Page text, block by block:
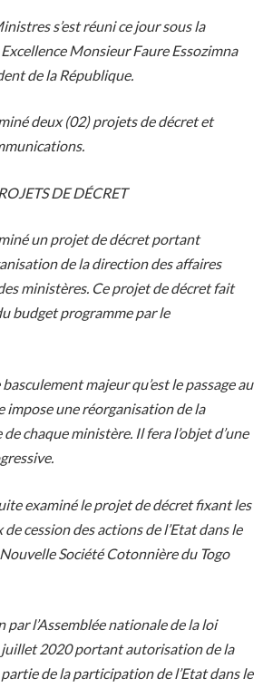
s’est réuni ce jour sous la
Monsieur Faure Essozimna
de la République.
deux (02) projets de décret et
DE DÉCRET
un projet de décret portant
de la direction des affaires
ministères. Ce projet de décret fait
budget programme par le
majeur qu’est le passage au
impose une réorganisation de la
chaque ministère. Il fera l’objet d’une
examiné le projet de décret fixant les
cession des actions de l’Etat dans le
Société Cotonnière du Togo
par l’Assemblée nationale de la loi
2020 portant autorisation de la
de la participation de l’Etat dans le